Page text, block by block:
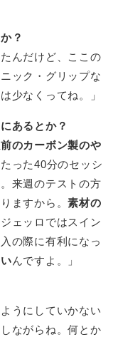
？
んだけど、ここの
ック・グリップな
少なくってね。」
あるとか？
のカーボン製のや
った40分のセッシ
来週のテストの方
ますから。素材の
ェッロではスイン
の際に有利になっ
んですよ。」
うにしていかない
ながらね。何とか